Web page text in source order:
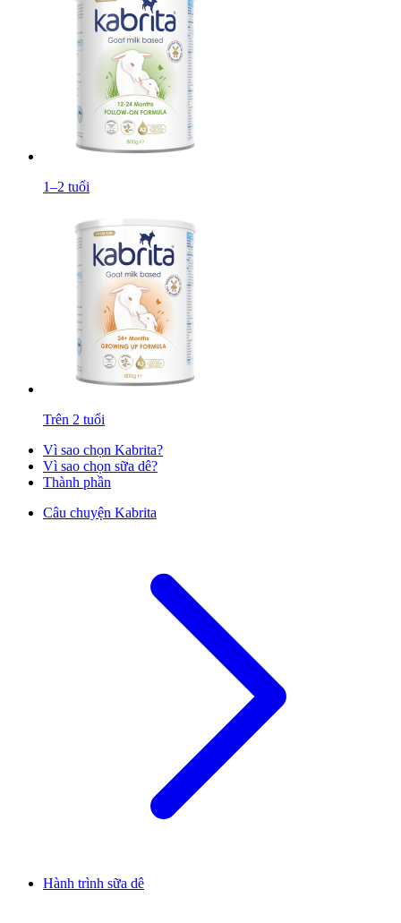
1–2 tuổi
Trên 2 tuổi
Vì sao chọn Kabrita?
Vì sao chọn sữa dê?
Thành phần
Câu chuyện Kabrita
Hành trình sữa dê